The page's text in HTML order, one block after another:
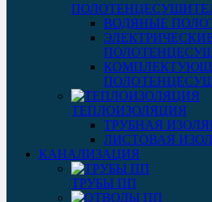
ВОДЯНЫЕ
ТЕПЛОИЗОЛЯЦИЯ
ТРУБНАЯ
ЛИСТОВАЯ
КАНАЛИЗАЦИЯ
ТРУБЫ ПП